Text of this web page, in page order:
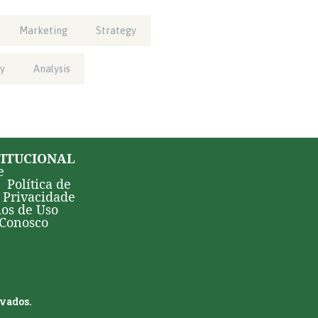
Marketing Strategy
Analysis
Política de
Privacidade
de Uso